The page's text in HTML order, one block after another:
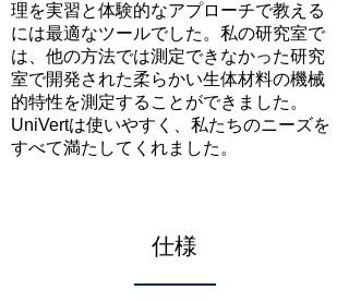
理を実習と体験的なアプローチで教える
には最適なツールでした。私の研究室で
は、他の方法では測定できなかった研究
室で開発された柔らかい生体材料の機械
的特性を測定することができました。
UniVertは使いやすく、私たちのニーズを
すべて満たしてくれました。
​仕様